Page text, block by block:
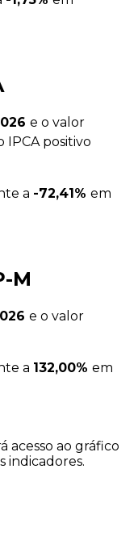
e o valor
IPCA positivo
a -72,41% em
M
e o valor
a 132,00% em
acesso ao gráfico
indicadores.